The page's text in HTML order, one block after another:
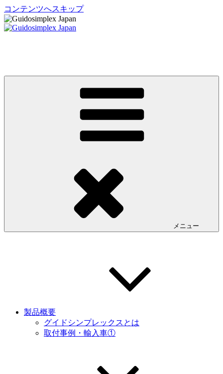
コンテンツへスキップ
メニュー
製品概要
グイドシンプレックスとは
取付事例・輸入車①